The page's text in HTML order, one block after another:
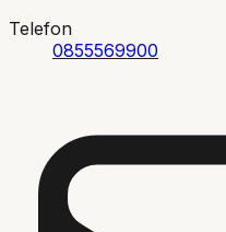
Telefon
0855569900